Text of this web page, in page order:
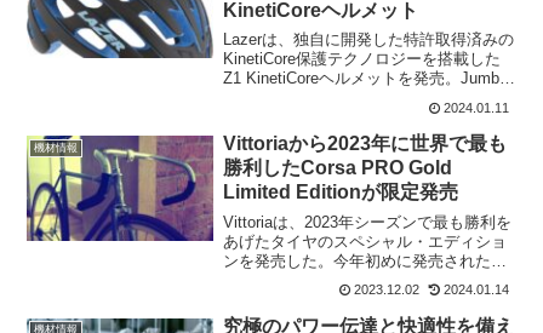
KinetiCoreヘルメット
Lazerは、独自に開発した特許取得済みの
KinetiCore保護テクノロジーを搭載した
Z1 KinetiCoreヘルメットを発売。Jumbo-
Vismaのワウト・ファンアールトが、シ
クロクロスでこの新型ヘルメットを5レー
スほど使用していた...
2024.01.11
機材情報
Vittoriaから2023年に世界で最も
勝利したCorsa PRO Gold
Limited Editionが限定発売
Vittoriaは、2023年シーズンで最も勝利を
あげたタイヤのスペシャル・エディショ
ンを発売した。今年初めに発売されたコ
ットン・タイヤ「Corsa Pro」をベースに
した限定版タイヤ「Corsa PRO Gold」を
発売し、昨年の勝利を祝...
2023.12.02 2024.01.14
機材情報
究極のパワー伝達と快適性を備え